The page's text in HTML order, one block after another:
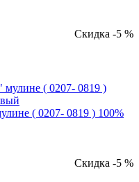
Скидка -5 %
( 0207- 0819 ) 100%
Скидка -5 %